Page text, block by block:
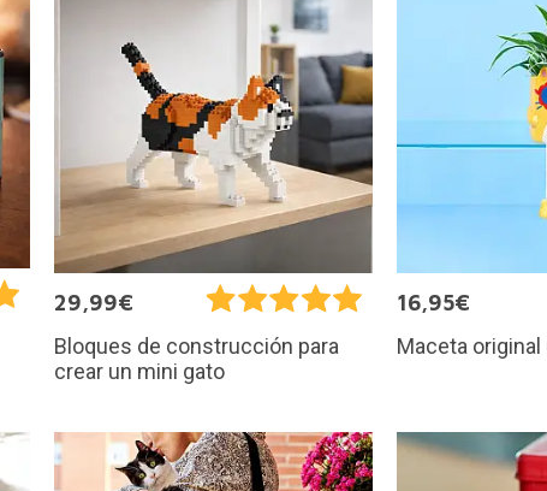
29,99€
Bloques de construcción para
crear un mini gato
16,95€
Maceta original